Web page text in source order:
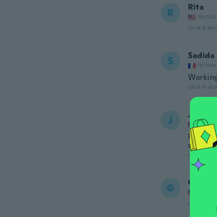
R Rita
circa 6
S Sadida
circa 6
J Joshua
It
circa 6
G Glenna
circa 6